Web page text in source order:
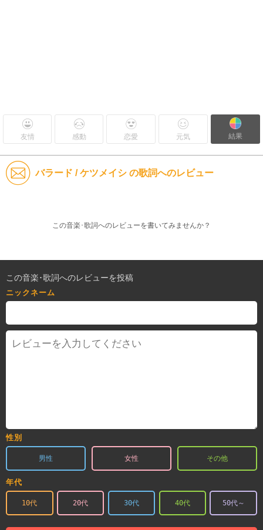
友情 感動 恋愛 元気 結果
バラード / ケツメイシ の歌詞へのレビュー
この音楽･歌詞へのレビューを書いてみませんか？
この音楽･歌詞へのレビューを投稿
ニックネーム
性別
男性 女性 その他
年代
10代 20代 30代 40代 50代～